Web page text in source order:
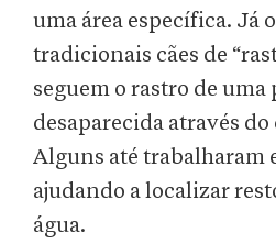
uma área específica. Já
tradicionais cães de
seguem o rastro de uma
desaparecida através
Alguns até trabalharam
ajudando a localizar
água.